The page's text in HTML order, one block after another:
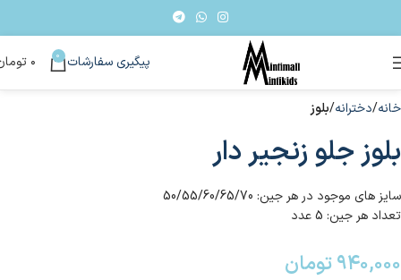
پیگیری سفارشات 0 ۰
خانه دخترانه بلوز
بلوز جلو زنجیر دار
سایز های موجود در هر جین: 50/55/60/65/70
تعداد هر جین: 5 عدد
۹۴۰,۰۰۰تومان